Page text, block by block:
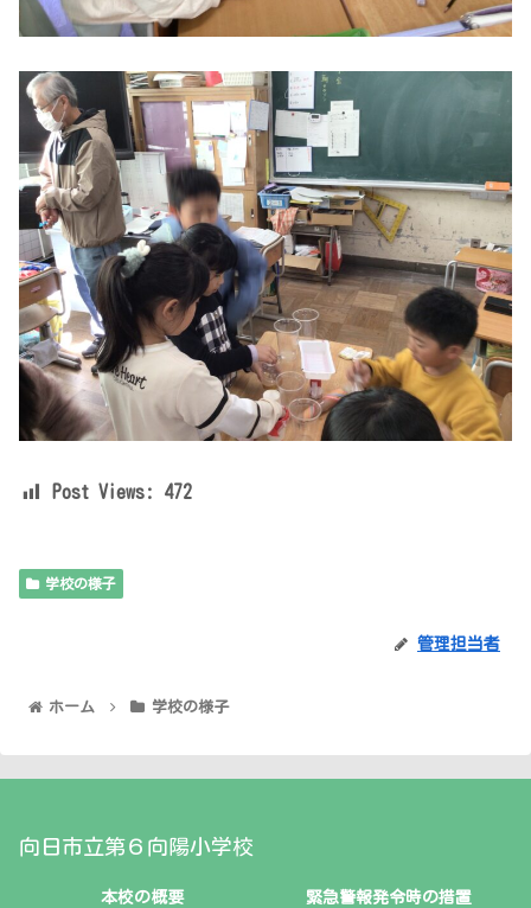
Post Views: 472
学校の様子
管理担当者
ホーム 学校の様子
向日市立第６向陽小学校
本校の概要 緊急警報発令時の措置